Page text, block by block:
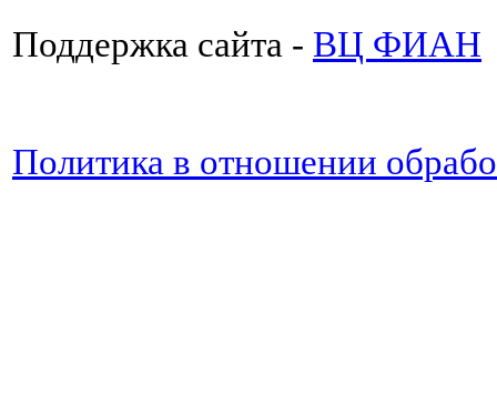
Поддержка сайта - ВЦ ФИАН
Политика в отношении